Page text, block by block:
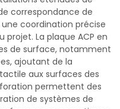
correspondance de
coordination précise
La plaque ACP en
de surface, notamment
ajoutant de la
aux surfaces des
permettent des
de systèmes de